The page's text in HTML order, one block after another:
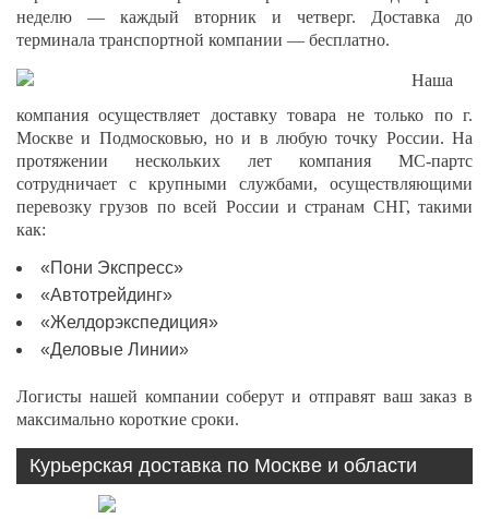
неделю — каждый вторник и четверг. Доставка до
терминала транспортной компании — бесплатно.
Наша
компания осуществляет доставку товара не только по г.
Москве и Подмосковью, но и в любую точку России. На
протяжении нескольких лет компания МС-партс
сотрудничает с крупными службами, осуществляющими
перевозку грузов по всей России и странам СНГ, такими
как:
«Пони Экспресс»
«Автотрейдинг»
«Желдорэкспедиция»
«Деловые Линии»
Логисты нашей компании соберут и отправят ваш заказ в
максимально короткие сроки.
Курьерская доставка по Москве и области